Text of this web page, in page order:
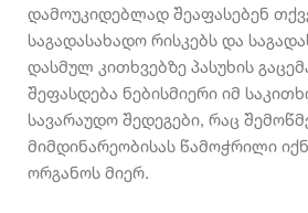
დამოუკიდებლად შეაფასებენ
საგადასახადო რისკებს და
დასმულ კითხვებზე პასუხის
შეფასდება ნებისმიერი იმ
სავარაუდო შედეგები, რაც
მიმდინარეობისას წამოჭრილი
ორგანოს მიერ.